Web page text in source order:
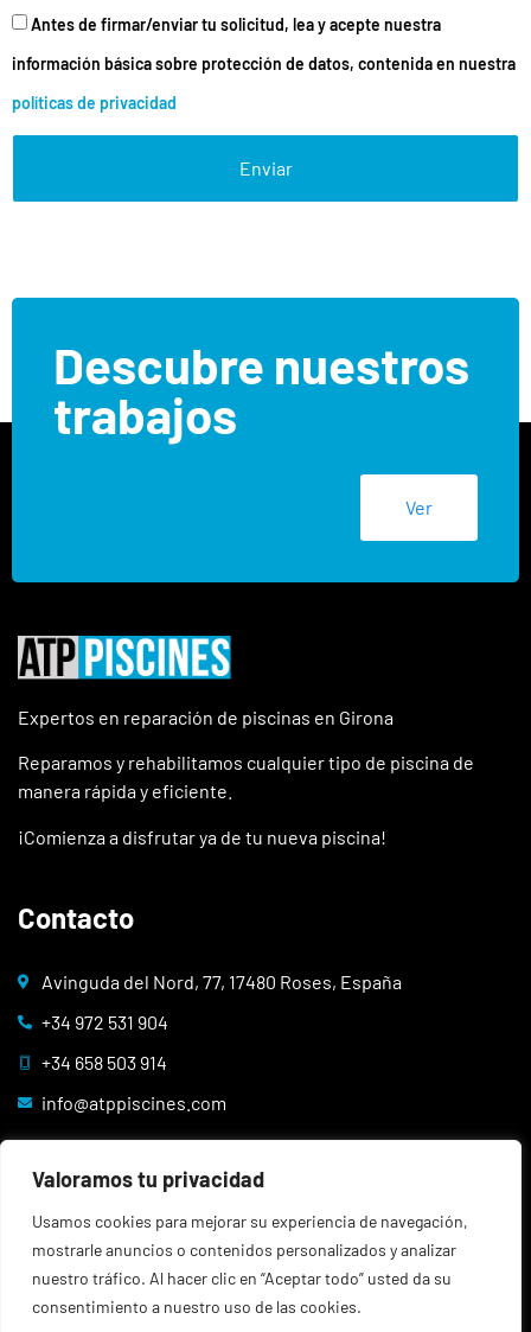
Valoramos tu privacidad
Usamos cookies para mejorar su experiencia de navegación,
mostrarle anuncios o contenidos personalizados y analizar
nuestro tráfico. Al hacer clic en “Aceptar todo” usted da su
consentimiento a nuestro uso de las cookies.
Antes de firmar/enviar tu solicitud, lea y acepte nuestra
información básica sobre protección de datos, contenida en nuestra
políticas de privacidad
Enviar
Descubre nuestros
trabajos
Ver
Expertos en reparación de piscinas en Girona
Reparamos y rehabilitamos cualquier tipo de piscina de
manera rápida y eficiente.
¡Comienza a disfrutar ya de tu nueva piscina!
Contacto
Avinguda del Nord, 77, 17480 Roses, España
+34 972 531 904
+34 658 503 914
info@atppiscines.com
Legales
Aviso legal
Política de cookies
Política de privacidad